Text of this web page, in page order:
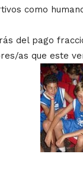
como
del pago
as que este